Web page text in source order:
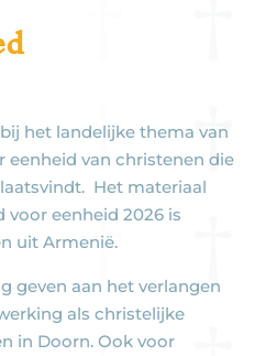
het landelijke thema van
eenheid van christenen die
Het materiaal
voor eenheid 2026 is
uit Armenië.
geven aan het verlangen
als christelijke
in Doorn. Ook voor